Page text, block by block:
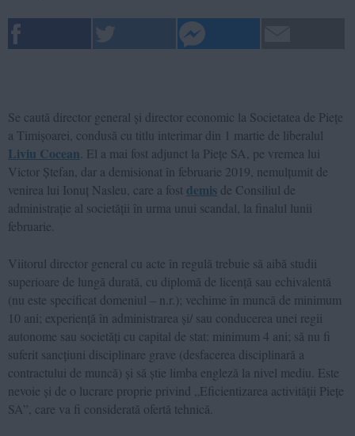
Se caută director general și director economic la Societatea de Piețe
a Timișoarei, condusă cu titlu interimar din 1 martie de liberalul
Liviu Cocean . El a mai fost adjunct la Piețe SA, pe vremea lui
Victor Ștefan, dar a demisionat în februarie 2019, nemulțumit de
venirea lui Ionuț Nasleu, care a fost demis de Consiliul de
administrație al societății în urma unui scandal, la finalul lunii
februarie.
Viitorul director general cu acte în regulă trebuie să aibă studii
superioare de lungă durată, cu diplomă de licență sau echivalentă
(nu este specificat domeniul – n.r.); vechime în muncă de minimum
10 ani; experiență în administrarea și/ sau conducerea unei regii
autonome sau societăți cu capital de stat: minimum 4 ani; să nu fi
suferit sancțiuni disciplinare grave (desfacerea disciplinară a
contractului de muncă) și să știe limba engleză la nivel mediu. Este
nevoie și de o lucrare proprie privind „Eficientizarea activității Piețe
SA”, care va fi considerată ofertă tehnică.